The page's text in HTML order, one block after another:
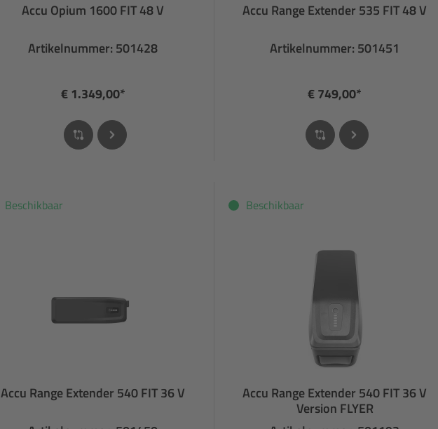
Accu Opium 1600 FIT 48 V
Artikelnummer: 501428
€ 1.349,00*
Accu Range Extender 535 FIT 48 V
Artikelnummer: 501451
€ 749,00*
Beschikbaar
Accu Range Extender 540 FIT 36 V
Beschikbaar
Accu Range Extender 540 FIT 36 V
Version FLYER